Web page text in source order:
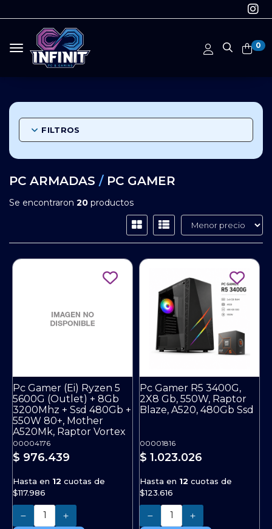
0
Toggle navigation
FILTROS
PC ARMADAS / PC GAMER
Se encontraron 20 productos
Pc Gamer (Ei) Ryzen 5
5600G (Outlet) + 8Gb
3200Mhz + Ssd 480Gb +
550W 80+, Mother
A520Mk, Raptor Vortex
00004176
$ 976.439
Hasta en 12 cuotas de
$117.986
Cantidad
Pc Gamer R5 3400G,
2X8 Gb, 550W, Raptor
Blaze, A520, 480Gb Ssd
00001816
$ 1.023.026
Hasta en 12 cuotas de
$123.616
Cantidad